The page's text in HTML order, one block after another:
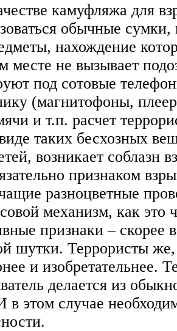
камуфляжа для
обычные сумки,
нахождение
месте не вызывает
под сотовые
(магнитофоны,
и т.п. расчет
таких бесхозных
возникает соблазн
признаком
разноцветные
механизм, как это
признаки – скорее
шутки. Террористы
и изобретательнее.
делается из
в этом случае